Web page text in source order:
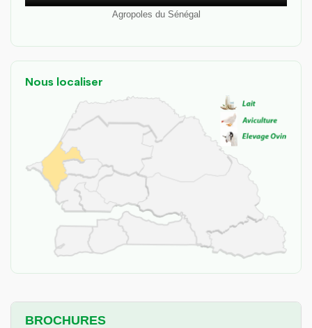
Agropoles du Sénégal
Nous localiser
BROCHURES